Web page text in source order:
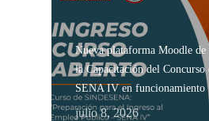
Nueva plataforma Moodle de
la Capacitación del Concurso
SENA IV en funcionamiento
julio 8, 2026